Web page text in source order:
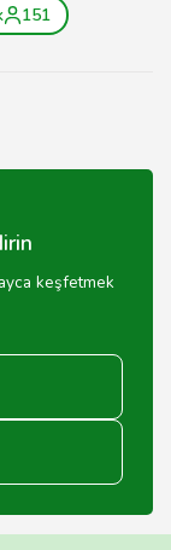
151
keşfetmek